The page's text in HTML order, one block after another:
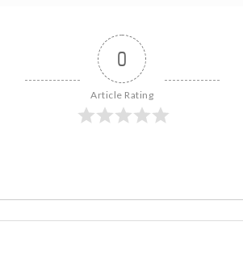
0
Article Rating